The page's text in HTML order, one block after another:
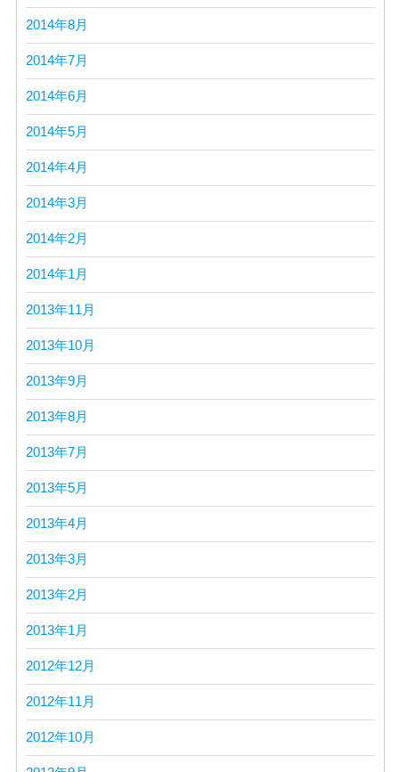
2014年8月
2014年7月
2014年6月
2014年5月
2014年4月
2014年3月
2014年2月
2014年1月
2013年11月
2013年10月
2013年9月
2013年8月
2013年7月
2013年5月
2013年4月
2013年3月
2013年2月
2013年1月
2012年12月
2012年11月
2012年10月